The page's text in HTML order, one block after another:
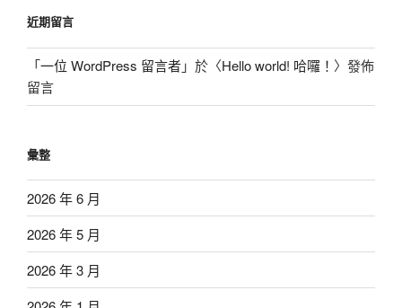
近期留言
「一位 WordPress 留言者」於〈Hello world! 哈囉！ 〉發佈
留言
彙整
2026 年 6 月
2026 年 5 月
2026 年 3 月